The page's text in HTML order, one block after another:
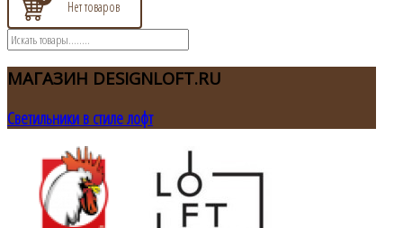
МАГАЗИН DESIGNLOFT.RU
Светильники в стиле лофт